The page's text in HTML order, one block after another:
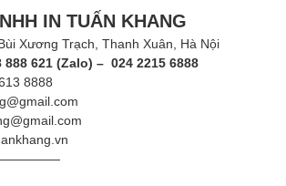
IN TUẤN KHANG
Xương Trạch, Thanh Xuân, Hà Nội
888 621 (Zalo) – 024 2215 6888
8888